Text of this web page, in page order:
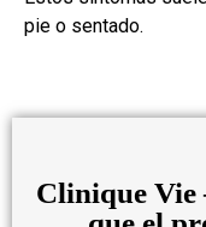
pie o sentado.
Clinique Vie